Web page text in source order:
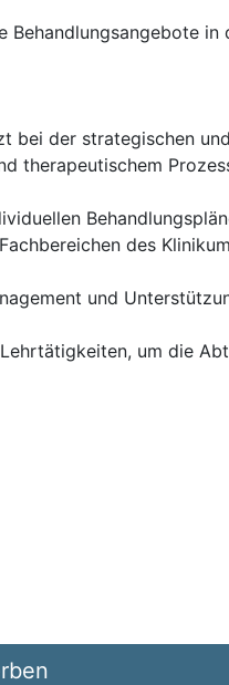
Behandlungsangebote
bei der strategischen
therapeutischem
des
und
um die